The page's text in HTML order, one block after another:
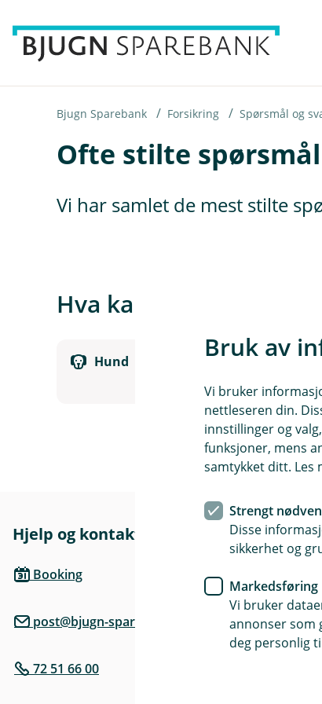
Bjugn Sparebank Forsikring Spørsmål og
Ofte stilte
Vi har samlet de mest stilte
Hva kan vi hjelpe deg
Hund
Hjelp og kontakt
Booking
post@bjugn-sparebank.no
72 51 66 00
Her
Alf
Bruk av
Vi bruker
nettleseren din.
innstillinger og
funksjoner, mens
samtykket ditt.
Strengt
Disse
sikkerhet og
Markedsføring
Vi bruker
annonser som
deg personlig